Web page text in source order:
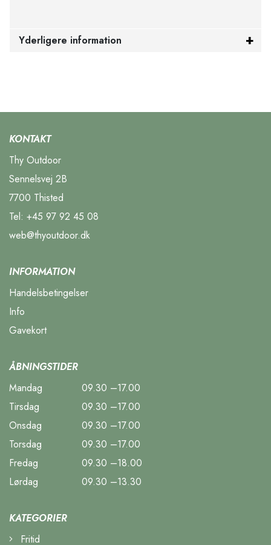
Yderligere information
KONTAKT
Thy Outdoor
Sennelsvej 2B
7700 Thisted
Tel: +45 97 92 45 08
web@thyoutdoor.dk
INFORMATION
Handelsbetingelser
Info
Gavekort
ÅBNINGSTIDER
Mandag
09.30 –17.00
Tirsdag
09.30 –17.00
Onsdag
09.30 –17.00
Torsdag
09.30 –17.00
Fredag
09.30 –18.00
Lørdag
09.30 –13.30
KATEGORIER
Fritid